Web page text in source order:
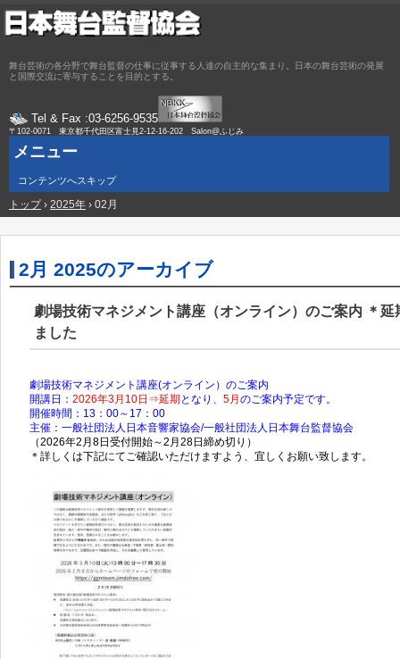
舞台芸術の各分野で舞台監督の仕事に従事する人達の自主的な集まり。日本の舞台芸術の発展
と国際交流に寄与することを目的とする。
Tel & Fax :03-6256-9535
〒102-0071 東京都千代田区富士見2-12-16-202 Salon@ふじみ
メニュー
コンテンツへスキップ
トップ › 2025年 › 02月
2月 2025のアーカイブ
劇場技術マネジメント講座（オンライン）のご案内 ＊延
ました
劇場技術マネジメント講座(オンライン）のご案内
開講日： 2026年3月10日⇒延期 となり、 5月 のご案内予定です。
開催時間：13：00～17：00
主催： 一般社団法人日本音響家協会/一般社団法人日本舞台監督協会
（2026年2月8日受付開始～2月28日締め切り）
＊詳しくは下記にてご確認いただけますよう、宜しくお願い致します。